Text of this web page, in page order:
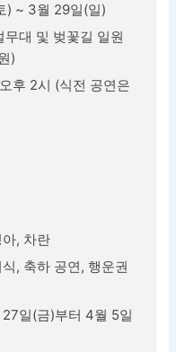
) ~ 3월 29일(일)
대 및 벚꽃길 일원
)
후 2시 (식전 공연은
, 차란
, 축하 공연, 행운권
일(금)부터 4월 5일